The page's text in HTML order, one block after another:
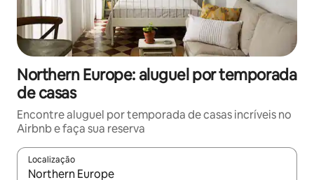
Northern Europe: aluguel por temporada
de casas
Encontre aluguel por temporada de casas incríveis no
Airbnb e faça sua reserva
Localização
Quando os resultados estiverem disponíveis, explore-os